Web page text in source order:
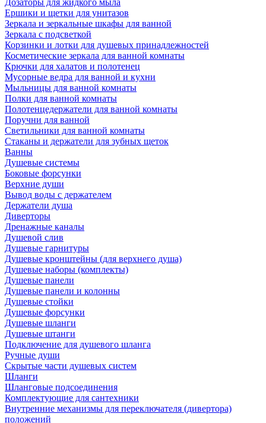
Дозаторы для жидкого мыла
Ершики и щетки для унитазов
Зеркала и зеркальные шкафы для ванной
Зеркала с подсветкой
Корзинки и лотки для душевых принадлежностей
Косметические зеркала для ванной комнаты
Крючки для халатов и полотенец
Мусорные ведра для ванной и кухни
Мыльницы для ванной комнаты
Полки для ванной комнаты
Полотенцедержатели для ванной комнаты
Поручни для ванной
Светильники для ванной комнаты
Стаканы и держатели для зубных щеток
Ванны
Душевые системы
Боковые форсунки
Верхние души
Вывод воды с держателем
Держатели душа
Диверторы
Дренажные каналы
Душевой слив
Душевые гарнитуры
Душевые кронштейны (для верхнего душа)
Душевые наборы (комплекты)
Душевые панели
Душевые панели и колонны
Душевые стойки
Душевые форсунки
Душевые шланги
Душевые штанги
Подключение для душевого шланга
Ручные души
Скрытые части душевых систем
Шланги
Шланговые подсоединения
Комплектующие для сантехники
Внутренние механизмы для переключателя (дивертора)
положений